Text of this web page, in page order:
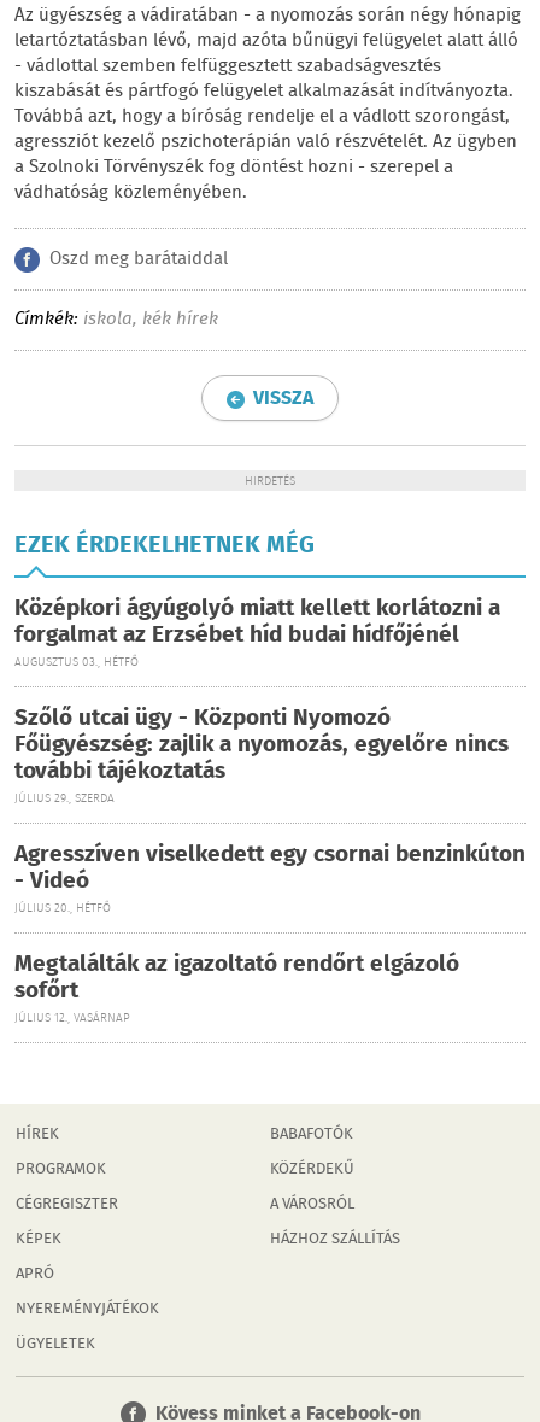
Az ügyészség a vádiratában - a nyomozás során négy hónapig
letartóztatásban lévő, majd azóta bűnügyi felügyelet alatt álló
- vádlottal szemben felfüggesztett szabadságvesztés
kiszabását és pártfogó felügyelet alkalmazását indítványozta.
Továbbá azt, hogy a bíróság rendelje el a vádlott szorongást,
agressziót kezelő pszichoterápián való részvételét. Az ügyben
a Szolnoki Törvényszék fog döntést hozni - szerepel a
vádhatóság közleményében.
Oszd meg barátaiddal
Címkék: iskola, kék hírek
VISSZA
HIRDETÉS
EZEK ÉRDEKELHETNEK MÉG
Középkori ágyúgolyó miatt kellett korlátozni a
forgalmat az Erzsébet híd budai hídfőjénél
AUGUSZTUS 03., HÉTFŐ
Szőlő utcai ügy - Központi Nyomozó
Főügyészség: zajlik a nyomozás, egyelőre nincs
további tájékoztatás
JÚLIUS 29., SZERDA
Agresszíven viselkedett egy csornai benzinkúton
- Videó
JÚLIUS 20., HÉTFŐ
Megtalálták az igazoltató rendőrt elgázoló
sofőrt
JÚLIUS 12., VASÁRNAP
HÍREK
PROGRAMOK
CÉGREGISZTER
KÉPEK
APRÓ
NYEREMÉNYJÁTÉKOK
ÜGYELETEK
BABAFOTÓK
KÖZÉRDEKŰ
A VÁROSRÓL
HÁZHOZ SZÁLLÍTÁS
Kövess minket a Facebook-on